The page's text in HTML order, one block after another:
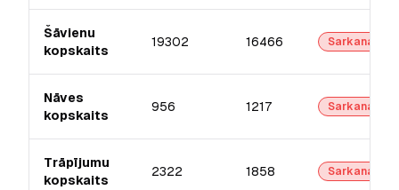
Šāvienu
kopskaits
19302 16466 Sarkanā
Nāves
kopskaits
956 1217 Sarkanā
Trāpījumu
kopskaits
2322 1858 Sarkanā